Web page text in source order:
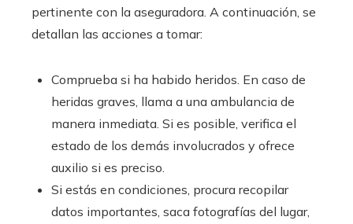
pertinente con la aseguradora. A continuación, se
detallan las acciones a tomar:
Comprueba si ha habido heridos. En caso de
heridas graves, llama a una ambulancia de
manera inmediata. Si es posible, verifica el
estado de los demás involucrados y ofrece
auxilio si es preciso.
Si estás en condiciones, procura recopilar
datos importantes, saca fotografías del lugar,